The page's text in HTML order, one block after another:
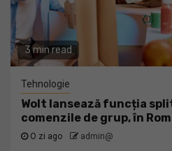
3 min read
Tehnologie
Wolt lansează funcția
comenzile de grup, în
O zi ago admin@